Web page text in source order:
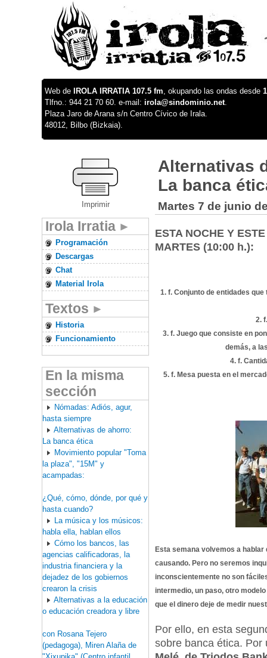
Web de IROLA IRRATIA 107.5 fm, okupando las ondas desde
Tlfno.: 944 21 70 60. e-mail: irola@sindominio.net.
Plaza Jaro de Arana s/n Centro Cívico de Irala.
48012, Bilbo (Bizkaia).
Imprimir
Irola Irratia
Programación
Descargas
Chat
Material Irola
Textos
Historia
Funcionamiento
En la misma
sección
Nómadas: Adiós, agur,
hasta siempre
Alternativas de ahorro:
La banca ética
Movimiento popular "Toma
la plaza", "15M" y
acampadas:
¿Qué, cómo, dónde, por qué y
hasta cuando?
La música y los músicos:
habla ella, hablan ellos
Cómo los bancos, las
agencias calificadoras, la
industria financiera y la
dejadez de los gobiernos
crearon la crisis
Alternativas a la educación
o educación creadora y libre
con Rosana Tejero
(pedagoga), Miren Alaña de
Alternativas
La banca
Martes 7 de junio
ESTA NOCHE Y
MARTES (10:00 h.):
1. f. Conjunto de entidades
2.
3. f. Juego que consiste en
demás, a
4. f.
5. f. Mesa puesta en el
Esta semana volvemos a
causando. Pero no seremos
inconscientemente no son
intermedio, un paso, otro
que el dinero deje de medir
Por ello, en esta
sobre banca ética.